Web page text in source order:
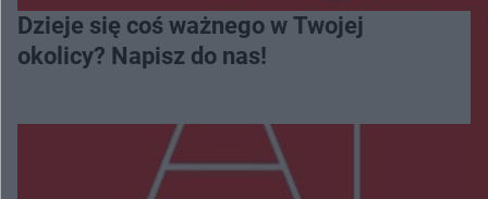
Dzieje się coś ważnego w Twojej
okolicy? Napisz do nas!
Więcej